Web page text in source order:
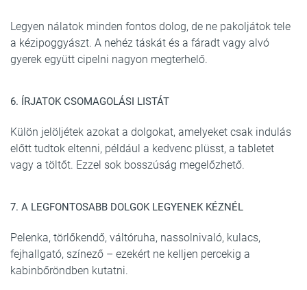
Legyen nálatok minden fontos dolog, de ne pakoljátok tele
a kézipoggyászt. A nehéz táskát és a fáradt vagy alvó
gyerek együtt cipelni nagyon megterhelő.
6. ÍRJATOK CSOMAGOLÁSI LISTÁT
Külön jelöljétek azokat a dolgokat, amelyeket csak indulás
előtt tudtok eltenni, például a kedvenc plüsst, a tabletet
vagy a töltőt. Ezzel sok bosszúság megelőzhető.
7. A LEGFONTOSABB DOLGOK LEGYENEK KÉZNÉL
Pelenka, törlőkendő, váltóruha, nassolnivaló, kulacs,
fejhallgató, színező – ezekért ne kelljen percekig a
kabinbőröndben kutatni.